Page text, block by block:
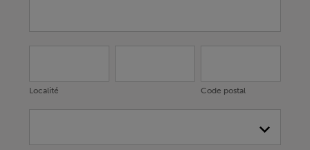
Localité Code postal